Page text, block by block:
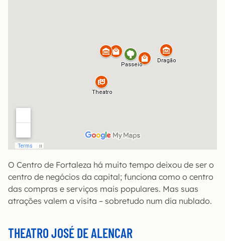
O Centro de Fortaleza há muito tempo deixou de ser o
centro de negócios da capital; funciona como o centro
das compras e serviços mais populares. Mas suas
atrações valem a visita – sobretudo num dia nublado.
THEATRO JOSÉ DE ALENCAR